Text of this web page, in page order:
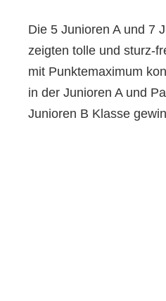
Die 5 Junioren A und 7
zeigten tolle und sturz-
mit Punktemaximum
in der Junioren A und
Junioren B Klasse